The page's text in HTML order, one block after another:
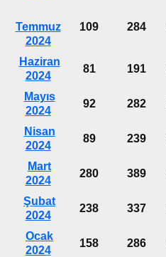
Temmuz
2024
109 284
Haziran
2024
81 191
Mayıs
2024
92 282
Nisan
2024
89 239
Mart
2024
280 389
Şubat
2024
238 337
Ocak
2024
158 286